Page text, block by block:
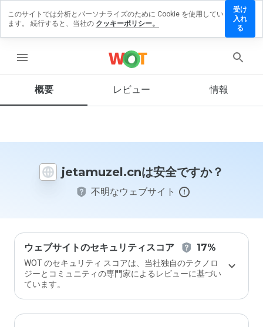
menu
概要 レビュー 情報
jetamuzel.cnは安全ですか？
不明なウェブサイト
ウェブサイトのセキュリティスコア 17%
WOT のセキュリティ スコアは、当社独自のテクノロ
ジーとコミュニティの専門家によるレビューに基づい
ています。
ビュー
す
この
イト
価し
ます
か？
このサイトでは分析とパーソナライズのために Cookie を使用してい
ます。 続行すると、当社の クッキーポリシー。
受け
入れ
る